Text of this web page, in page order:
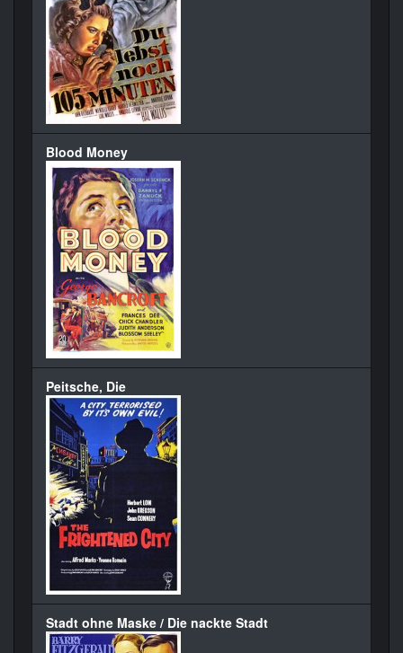
Blood Money
Peitsche, Die
Stadt ohne Maske / Die nackte Stadt